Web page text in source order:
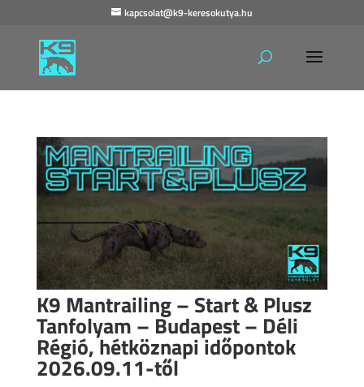
kapcsolat@k9-keresokutya.hu
K9 Mantrailing – Start & Plusz
Tanfolyam – Budapest – Déli
Régió, hétköznapi időpontok
2026.09.11-től